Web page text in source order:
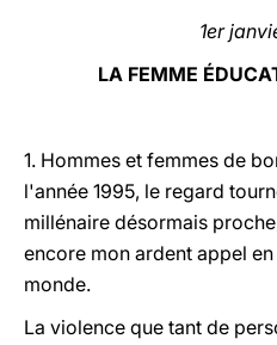
1er
LA FEMME
1. Hommes et femmes de
l'année 1995, le regard
millénaire désormais
encore mon ardent appel
monde.
La violence que tant de